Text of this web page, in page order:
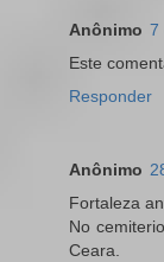
Anônimo 7
Este
Responder
Anônimo
Fortaleza
No
Ceara.